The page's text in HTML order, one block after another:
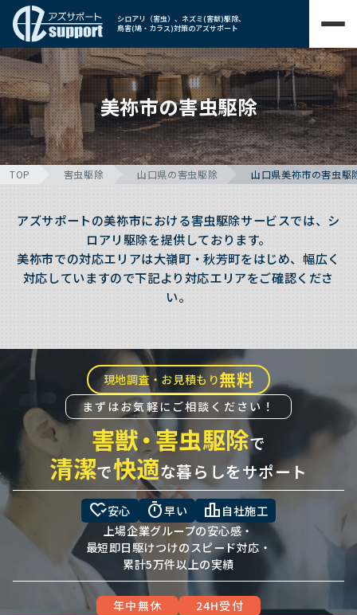
シロアリ（害虫）、ネズミ(害獣)駆除、
鳥害(鳩・カラス)対策のアズサポート
美祢市の害虫駆除
TOP 害虫駆除 山口県の害虫駆除 山口県美祢市の害虫駆
アズサポートの美祢市における害虫駆除サービスでは、シ
ロアリ駆除を提供しております。
美祢市での対応エリアは大嶺町・秋芳町をはじめ、幅広く
対応していますので下記より対応エリアをご確認くださ
い。
現地調査・お見積もり無料
まずはお気軽にご相談ください！
害獣・害虫駆除で
清潔で快適な暮らしをサポート
heart_check安心 timer早い leaderboard 自社施工
上場企業グループの安心感・
最短即日駆けつけのスピード対応・
累計5万件以上の実績
年中無休
24H受付